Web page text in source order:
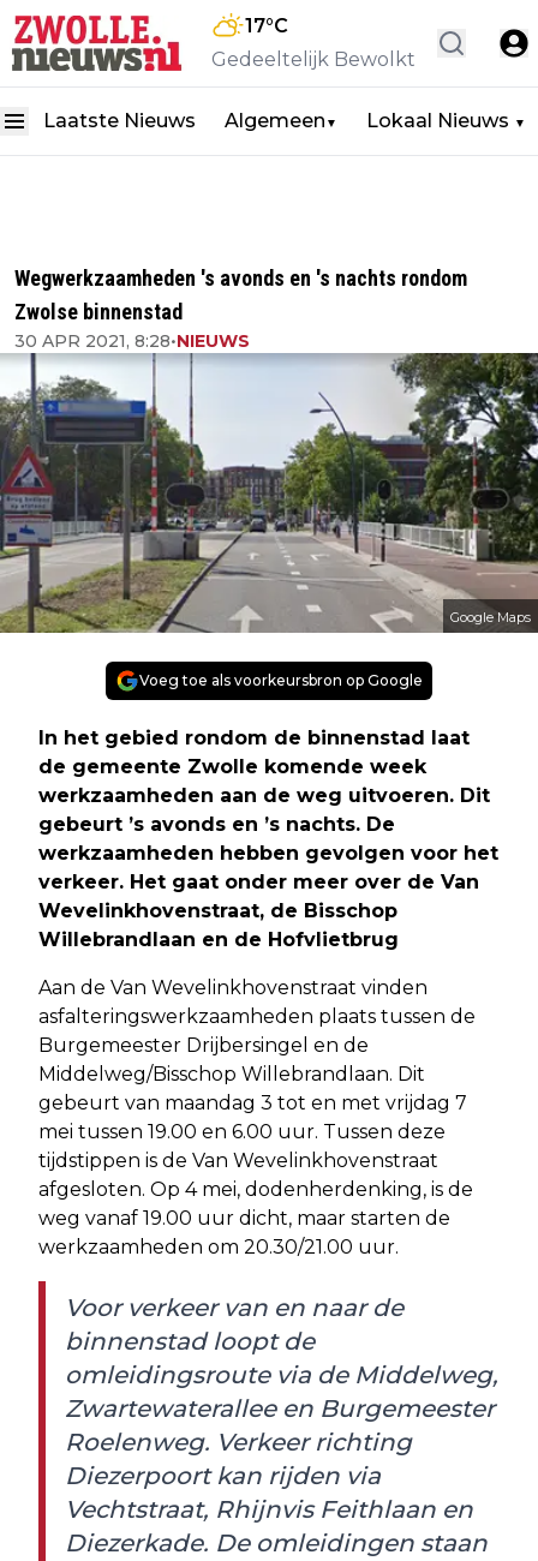
17°C
Gedeeltelijk Bewolkt
Laatste Nieuws Algemeen ▼ Lokaal Nieuws ▼
Wegwerkzaamheden 's avonds en 's nachts rondom
Zwolse binnenstad
30 APR 2021, 8:28•NIEUWS
Google Maps
Voeg toe als voorkeursbron op Google
In het gebied rondom de binnenstad laat
de gemeente Zwolle komende week
werkzaamheden aan de weg uitvoeren. Dit
gebeurt ’s avonds en ’s nachts. De
werkzaamheden hebben gevolgen voor het
verkeer. Het gaat onder meer over de Van
Wevelinkhovenstraat, de Bisschop
Willebrandlaan en de Hofvlietbrug
Aan de Van Wevelinkhovenstraat vinden
asfalteringswerkzaamheden plaats tussen de
Burgemeester Drijbersingel en de
Middelweg/Bisschop Willebrandlaan. Dit
gebeurt van maandag 3 tot en met vrijdag 7
mei tussen 19.00 en 6.00 uur. Tussen deze
tijdstippen is de Van Wevelinkhovenstraat
afgesloten. Op 4 mei, dodenherdenking, is de
weg vanaf 19.00 uur dicht, maar starten de
werkzaamheden om 20.30/21.00 uur.
Voor verkeer van en naar de
binnenstad loopt de
omleidingsroute via de Middelweg,
Zwartewaterallee en Burgemeester
Roelenweg. Verkeer richting
Diezerpoort kan rijden via
Vechtstraat, Rhijnvis Feithlaan en
Diezerkade. De omleidingen staan